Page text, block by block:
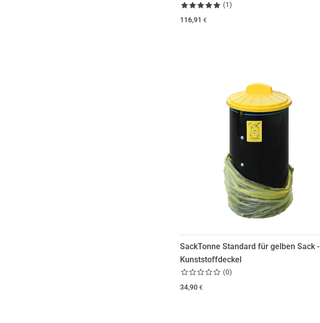
(1)
116,91 €
SackTonne Standard für gelben Sack -
Kunststoffdeckel
(0)
34,90 €